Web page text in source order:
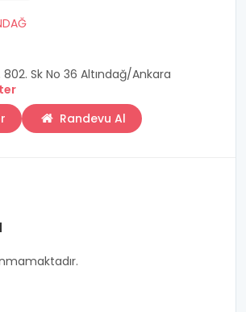
802. Sk No 36 Altındağ/Ankara
Randevu Al